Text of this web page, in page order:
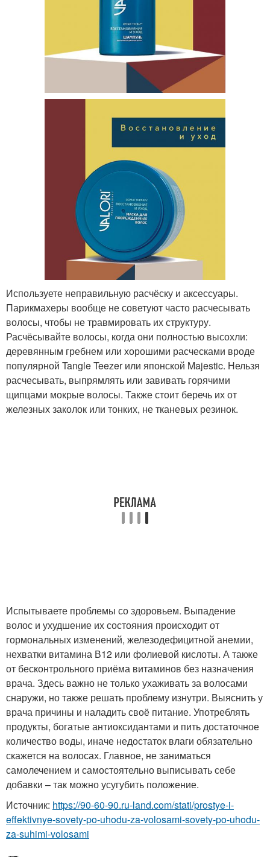
Используете неправильную расчёску и аксессуары.
Парикмахеры вообще не советуют часто расчесывать
волосы, чтобы не травмировать их структуру.
Расчёсывайте волосы, когда они полностью высохли:
деревянным гребнем или хорошими расческами вроде
популярной Tangle Teezer или японской Majestic. Нельзя
расчесывать, выпрямлять или завивать горячими
щипцами мокрые волосы. Также стоит беречь их от
железных заколок или тонких, не тканевых резинок.
Испытываете проблемы со здоровьем. Выпадение
волос и ухудшение их состояния происходит от
гормональных изменений, железодефицитной анемии,
нехватки витамина В12 или фолиевой кислоты. А также
от бесконтрольного приёма витаминов без назначения
врача. Здесь важно не только ухаживать за волосами
снаружи, но также решать проблему изнутри. Выяснить у
врача причины и наладить своё питание. Употреблять
продукты, богатые антиоксидантами и пить достаточное
количество воды, иначе недостаток влаги обязательно
скажется на волосах. Главное, не заниматься
самолечением и самостоятельно выписывать себе
добавки – так можно усугубить положение.
Источник: https://90-60-90.ru-land.com/stati/prostye-i-
effektivnye-sovety-po-uhodu-za-volosami-sovety-po-uhodu-
za-suhimi-volosami